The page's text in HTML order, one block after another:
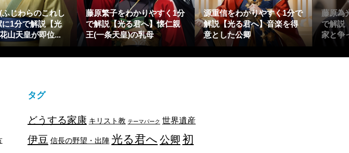
じわらのこれし
に1分で解説【光
山天皇が即位...
藤原繁子をわかりやすく1分
で解説【光る君へ】懐仁親
王(一条天皇)の乳母
源重信をわかりやすく1分で
解説【光る君へ】音楽を得
意とした公卿
藤原為
で解説
家と争
タグ
どうする家康 キリスト教 テーマパーク 世界遺産
伊豆 信長の野望・出陣 光る君へ 公卿 初